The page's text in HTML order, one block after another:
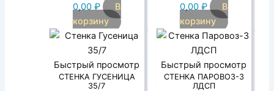
0,00 ₽
В
корзину
0,00 ₽
В
корзину
Быстрый просмотр
СТЕНКА ГУСЕНИЦА
35/7
Быстрый просмотр
СТЕНКА ПАРОВОЗ-3
ЛДСП